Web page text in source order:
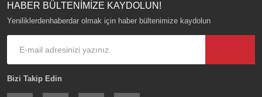
HABER BÜLTENİMİZE KAYDOLUN!
Yeniliklerdenhaberdar olmak için haber bültenimize kaydolun
Bizi Takip Edin